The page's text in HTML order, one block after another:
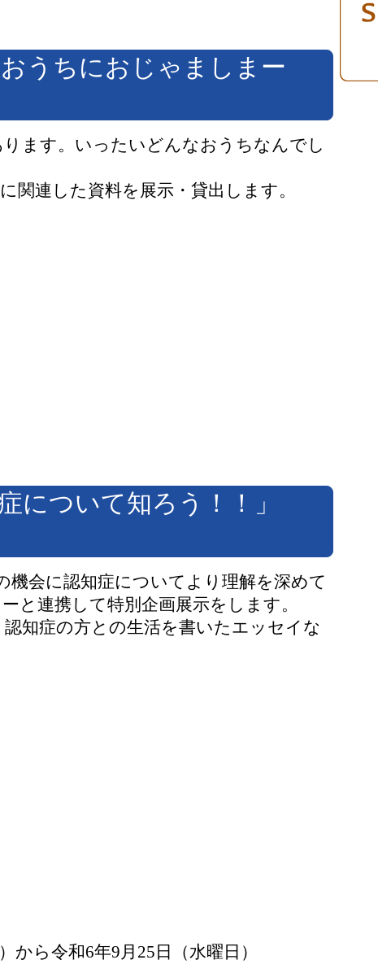
うちにおじゃましまー
ます。いったいどんなおうちなんでし
関連した資料を展示・貸出します。
について知ろう！！」
会に認知症についてより理解を深めて
と連携して特別企画展示をします。
知症の方との生活を書いたエッセイな
から令和6年9月25日（水曜日）